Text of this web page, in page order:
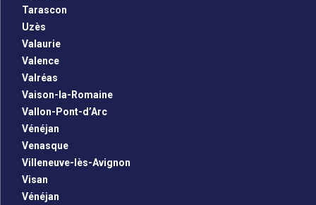
Tarascon
Uzès
Valaurie
Valence
Valréas
Vaison-la-Romaine
Vallon-Pont-d’Arc
Vénéjan
Venasque
Villeneuve-lès-Avignon
Visan
Vénéjan